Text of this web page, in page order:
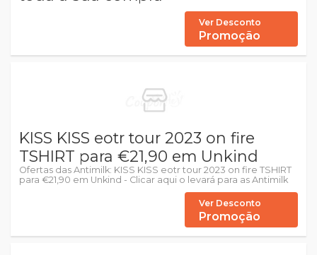
Ver Desconto
Promoção
KISS KISS eotr tour 2023 on fire
TSHIRT para €21,90 em Unkind
Ofertas das Antimilk: KISS KISS eotr tour 2023 on fire TSHIRT
para €21,90 em Unkind - Clicar aqui o levará para as Antimilk
Ver Desconto
Promoção